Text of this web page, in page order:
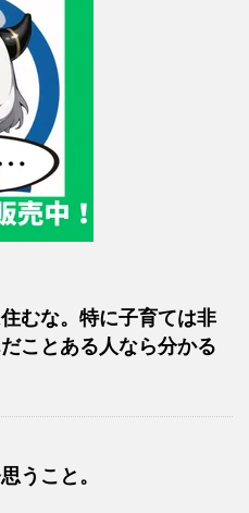
むな。特に子育ては非
ことある人なら分かる
うこと。